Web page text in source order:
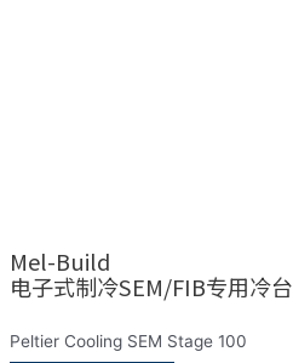
Mel-Build
电子式制冷SEM/FIB专用冷台
Peltier Cooling SEM Stage 100